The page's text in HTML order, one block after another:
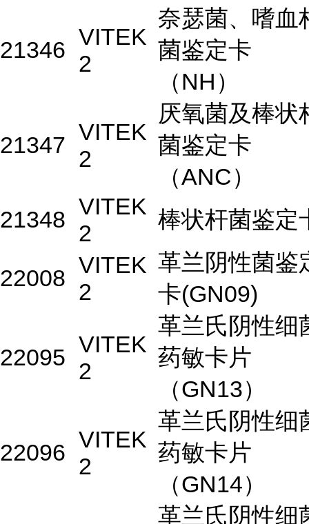
21346 VITEK
2
奈瑟菌、嗜血
菌鉴定卡
（NH）
21347 VITEK
2
厌氧菌及棒状
菌鉴定卡
（ANC）
21348 VITEK
2
棒状杆菌鉴定
22008 VITEK
2
革兰阴性菌鉴
卡(GN09)
22095 VITEK
2
革兰氏阴性细
药敏卡片
（GN13）
22096 VITEK
2
革兰氏阴性细
药敏卡片
（GN14）
革兰氏阴性细